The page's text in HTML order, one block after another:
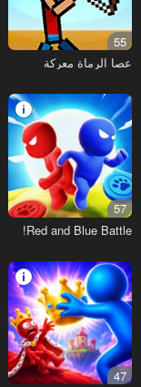
55
عصا الرماة معركة
57
Red and Blue Battle!
47